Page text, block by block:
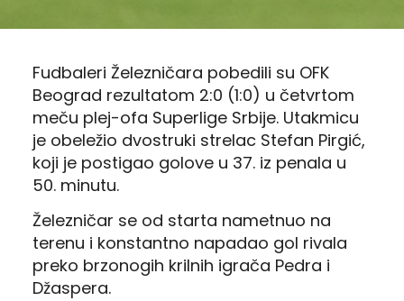
Fudbaleri Železničara pobedili su OFK
Beograd rezultatom 2:0 (1:0) u četvrtom
meču plej-ofa Superlige Srbije. Utakmicu
je obeležio dvostruki strelac Stefan Pirgić,
koji je postigao golove u 37. iz penala u
50. minutu.
Železničar se od starta nametnuo na
terenu i konstantno napadao gol rivala
preko brzonogih krilnih igrača Pedra i
Džaspera.